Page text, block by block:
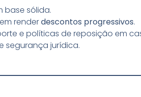
base sólida.
renderdescontos progressivos.
e políticas de reposição em
segurança jurídica.